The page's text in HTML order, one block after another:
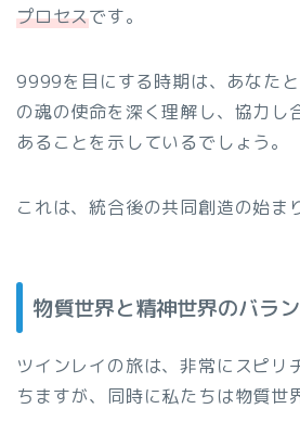
プロセスです。
9999を目にする時期は、あなた
の魂の使命を深く理解し、協力し
あることを示しているでしょう。
これは、統合後の共同創造の始ま
物質世界と精神世界のバラ
ツインレイの旅は、非常にスピリ
ちますが、同時に私たちは物質世